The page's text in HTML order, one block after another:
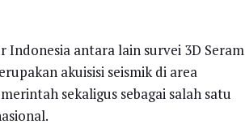
Indonesia antara lain survei 3D Seram
akuisisi seismik di area
sekaligus sebagai salah satu